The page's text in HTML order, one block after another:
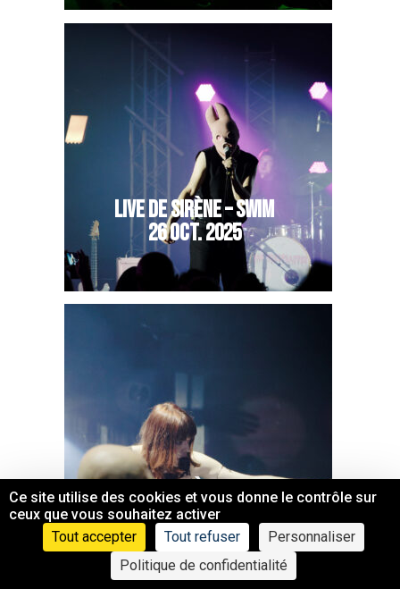
Ce site utilise des cookies et vous donne le contrôle sur
ceux que vous souhaitez activer
Tout accepter
Tout refuser
Personnaliser
Politique de confidentialité
LIVE DE SIRÈNE – SWIM
26 OCT. 2025
LIVE DE SIRÈNE – SWIM
25 OCT. 2025